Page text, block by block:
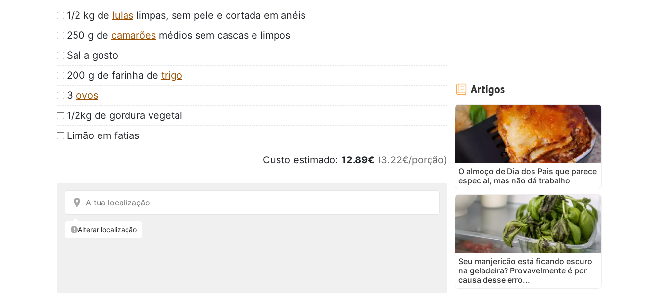
1/2 kg de lulas limpas, sem pele e cortada em anéis
250 g de camarões médios sem cascas e limpos
Sal a gosto
200 g de farinha de trigo
3 ovos
1/2kg de gordura vegetal
Limão em fatias
Custo estimado: 12.89€ (3.22€/porção)
Artigos
O almoço de Dia dos Pais que parece
especial, mas não dá trabalho
Seu manjericão está ficando escuro
na geladeira? Provavelmente é por
causa desse erro...